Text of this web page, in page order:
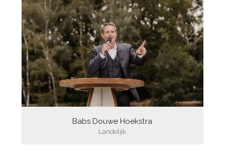
Babs Douwe Hoekstra
Landelijk